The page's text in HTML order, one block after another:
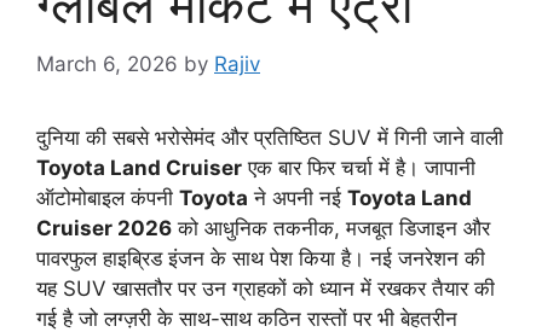
March 6, 2026 by Rajiv
दुनिया की सबसे भरोसेमंद और प्रतिष्ठित SUV में गिनी जाने वाली
Toyota Land Cruiser एक बार फिर चर्चा में है। जापानी
ऑटोमोबाइल कंपनी Toyota ने अपनी नई Toyota Land
Cruiser 2026 को आधुनिक तकनीक, मजबूत डिजाइन और
पावरफुल हाइब्रिड इंजन के साथ पेश किया है। नई जनरेशन की
यह SUV खासतौर पर उन ग्राहकों को ध्यान में रखकर तैयार की
गई है जो लग्ज़री के साथ-साथ कठिन रास्तों पर भी बेहतरीन